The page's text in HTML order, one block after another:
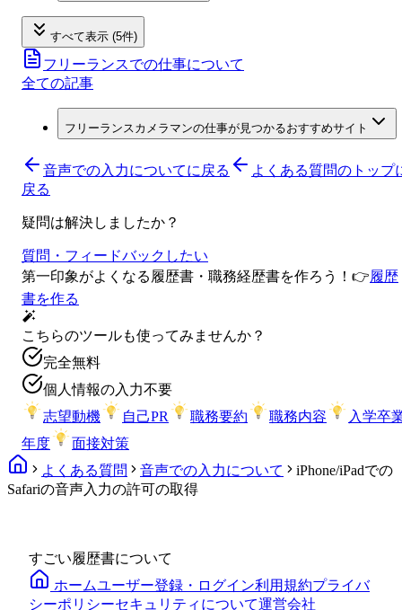
すべて表示 (5件)
フリーランスでの仕事について
全ての記事
フリーランスカメラマンの仕事が見つかるおすすめサイト
音声での入力についてに戻る
よくある質問のトップ
戻る
疑問は解決しましたか？
質問・フィードバックしたい
第一印象がよくなる履歴書・職務経歴書を作ろう！ 👉履歴
書を作る
こちらのツールも使ってみませんか？
完全無料
個人情報の入力不要
志望動機
自己PR 職務要約 職務内容
入学卒
年度
面接対策
よくある質問
音声での入力について
iPhone/iPadでの
Safariの音声入力の許可の取得
すごい履歴書について
ホームユーザー登録・ログイン利用規約プライバ
シーポリシーセキュリティについて運営会社